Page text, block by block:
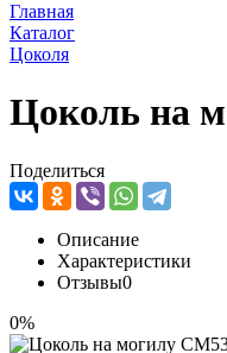
Главная
Каталог
Цоколя
Цоколь на
Поделиться
Описание
Характеристики
Отзывы0
0%